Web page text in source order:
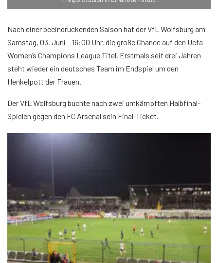
Nach einer beeindruckenden Saison hat der VfL Wolfsburg am
Samstag, 03. Juni – 16:00 Uhr, die große Chance auf den Uefa
Women’s Champions League Titel. Erstmals seit drei Jahren
steht wieder ein deutsches Team im Endspiel um den
Henkelpott der Frauen.
Der VfL Wolfsburg buchte nach zwei umkämpften Halbfinal-
Spielen gegen den FC Arsenal sein Final-Ticket.